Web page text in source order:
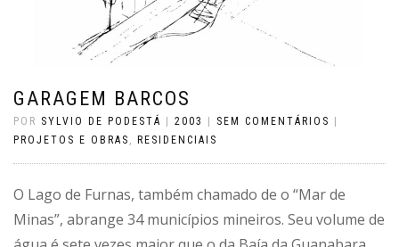
GARAGEM BARCOS
POR SYLVIO DE PODESTÁ | 2003 | SEM COMENTÁRIOS |
PROJETOS E OBRAS
RESIDENCIAIS
O Lago de Furnas, também chamado de o “Mar de
Minas”, abrange 34 municípios mineiros. Seu volume de